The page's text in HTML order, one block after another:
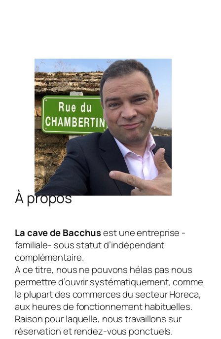
À propos
La cave de Bacchusest une entreprise -
familiale- sous statut d’indépendant
complémentaire.
A ce titre, nous ne pouvons hélas pas nous
permettre d’ouvrir systématiquement, comme
la plupart des commerces du secteur Horeca,
aux heures de fonctionnement habituelles.
Raison pour laquelle, nous travaillons sur
réservation et rendez-vous ponctuels.